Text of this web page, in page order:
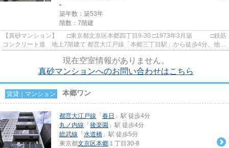
-
築年数：築53年
階数：7階建
【真砂マンション】 □東京都文京区本郷四丁目9-30 □1973年3月築 □鉄筋
コンクリート造 地上7階建て 都営大江戸線「本郷三丁目駅」から徒歩4分、他丸
現在空室情報がありません。
真砂マンションへのお問い合わせはこちら
賃貸｜マンション 本郷ワン
都営大江戸線 「 春日 」駅 徒歩4分
丸ノ内線 「 後楽園 」駅 徒歩4分
総武線 「 水道橋 」駅 徒歩5分
東京都文京区本郷 １丁目30-8